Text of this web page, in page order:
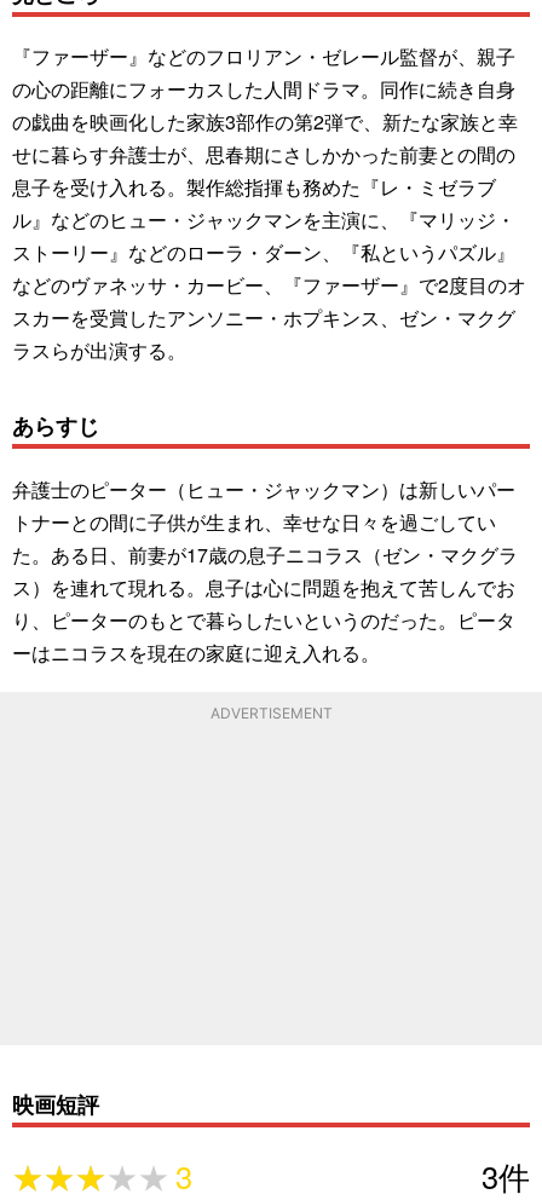
『ファーザー』などのフロリアン・ゼレール監督が、親子
の心の距離にフォーカスした人間ドラマ。同作に続き自身
の戯曲を映画化した家族3部作の第2弾で、新たな家族と幸
せに暮らす弁護士が、思春期にさしかかった前妻との間の
息子を受け入れる。製作総指揮も務めた『レ・ミゼラブ
ル』などのヒュー・ジャックマンを主演に、『マリッジ・
ストーリー』などのローラ・ダーン、『私というパズル』
などのヴァネッサ・カービー、『ファーザー』で2度目のオ
スカーを受賞したアンソニー・ホプキンス、ゼン・マクグ
ラスらが出演する。
あらすじ
弁護士のピーター（ヒュー・ジャックマン）は新しいパー
トナーとの間に子供が生まれ、幸せな日々を過ごしてい
た。ある日、前妻が17歳の息子ニコラス（ゼン・マクグラ
ス）を連れて現れる。息子は心に問題を抱えて苦しんでお
り、ピーターのもとで暮らしたいというのだった。ピータ
ーはニコラスを現在の家庭に迎え入れる。
ADVERTISEMENT
映画短評
★★★★★
★★★★★ 3 3件